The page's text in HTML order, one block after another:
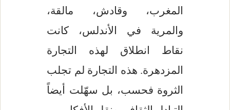
المغرب، وقادش، مالقة،
والمرية في الأندلس، كانت
نقاط انطلاق لهذه التجارة
المزدهرة. هذه التجارة لم تجلب
الثروة فحسب، بل سهّلت أيضاً